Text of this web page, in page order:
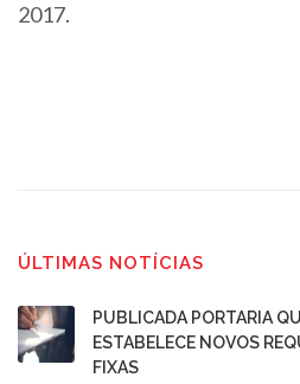
2017.
ÚLTIMAS NOTÍCIAS
PUBLICADA PORTARIA
ESTABELECE NOVOS
FIXAS